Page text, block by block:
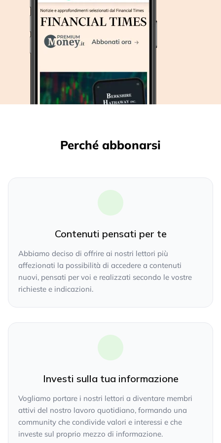
Perché abbonarsi
Contenuti pensati per te
Abbiamo deciso di offrire ai nostri lettori più
affezionati la possibilità di accedere a contenuti
nuovi, pensati per voi e realizzati secondo le vostre
richieste e indicazioni.
Investi sulla tua informazione
Vogliamo portare i nostri lettori a diventare membri
attivi del nostro lavoro quotidiano, formando una
community che condivide valori e interessi e che
investe sul proprio mezzo di informazione.